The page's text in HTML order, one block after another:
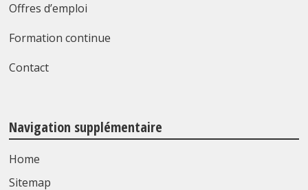
Offres d’emploi
Formation continue
Contact
Navigation supplémentaire
Home
Sitemap